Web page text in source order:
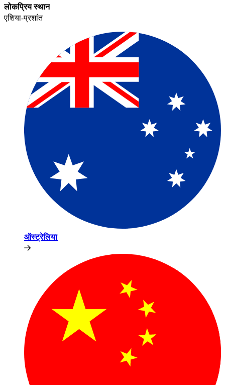
लोकप्रिय स्थान​​
एशिया-प्रशांत​​
ऑस्ट्रेलिया​​